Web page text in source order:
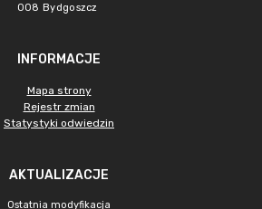
008 Bydgoszcz
INFORMACJE
Mapa strony
Rejestr zmian
Statystyki odwiedzin
AKTUALIZACJE
Ostatnia modyfikacja